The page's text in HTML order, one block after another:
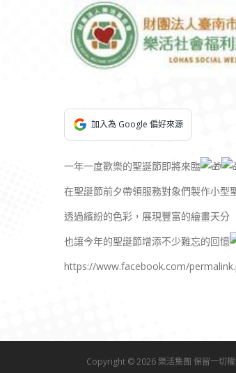
加入為 Google 偏好來源
一年一度歡樂的聖誕節即將來臨
在聖誕節前夕帶領服務對象們製作小型
透過繽紛的色彩，展現豐富的繪畫天分
也讓今年的聖誕節增添不少難忘的回憶
https://www.facebook.com/
Copyright © 2026 樂活集團 保留一切